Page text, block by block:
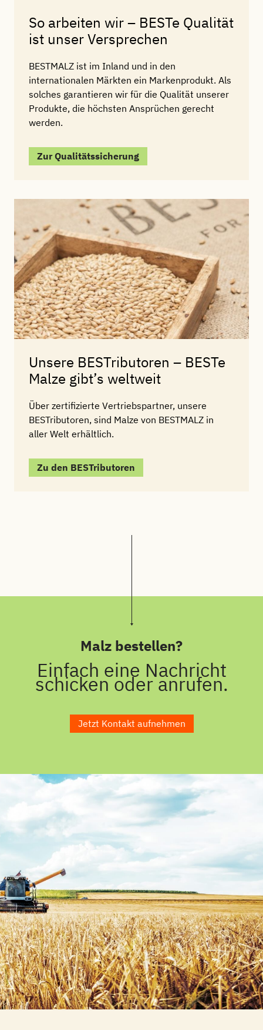
So arbeiten wir – BESTe Qualität
ist unser Versprechen
BESTMALZ ist im Inland und in den
internationalen Märkten ein Markenprodukt. Als
solches garantieren wir für die Qualität unserer
Produkte, die höchsten Ansprüchen gerecht
werden.
Zur Qualitätssicherung
Unsere BESTributoren – BESTe
Malze gibt’s weltweit
Über zertifizierte Vertriebspartner, unsere
BESTributoren, sind Malze von BESTMALZ in
aller Welt erhältlich.
Zu den BESTributoren
Malz bestellen?
Einfach eine Nachricht
schicken oder anrufen.
Jetzt Kontakt aufnehmen